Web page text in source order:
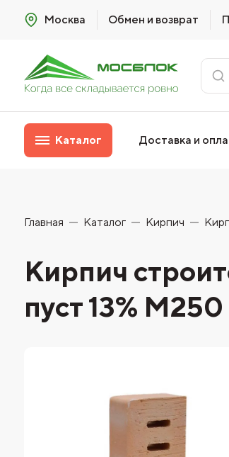
Москва Обмен и возврат
Каталог Доставка и
Главная Каталог Кирпич
Кирпич
пуст 13%